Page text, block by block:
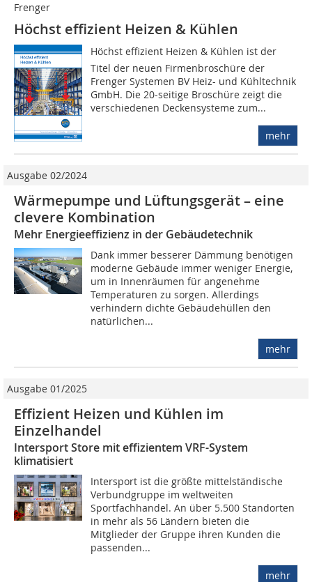
Frenger
Höchst effizient Heizen & Kühlen
Höchst effizient Heizen & Kühlen ist der
Titel der neuen Firmenbroschüre der
Frenger Systemen BV Heiz- und Kühltechnik
GmbH. Die 20-seitige Broschüre zeigt die
verschiedenen Deckensysteme zum...
mehr
Ausgabe 02/2024
Wärmepumpe und Lüftungs­gerät – eine
clevere Kombination
Mehr Energieeffizienz in der Gebäudetechnik
Dank immer besserer Dämmung benötigen
moderne Gebäude immer weniger Energie,
um in Innenräumen für angenehme
Temperaturen zu sorgen. Allerdings
verhindern dichte Gebäudehüllen den
natürlichen...
mehr
Ausgabe 01/2025
Effizient Heizen und Kühlen im
Einzelhandel
Intersport Store mit effizientem VRF-System
klimatisiert
Intersport ist die größte mittelständische
Verbundgruppe im weltweiten
Sportfachhandel. An über 5.500 Standorten
in mehr als 56 Ländern bieten die
Mitglieder der Gruppe ihren Kunden die
passenden...
mehr